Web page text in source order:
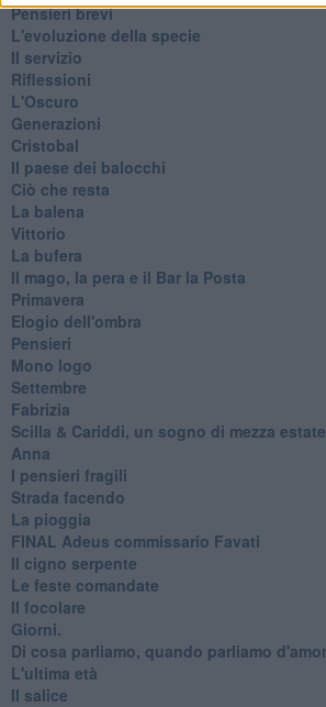
Pensieri brevi
L'evoluzione della specie
Il servizio
Riflessioni
L'Oscuro
Generazioni
Cristobal
Il paese dei balocchi
Ciò che resta
La balena
Vittorio
La bufera
Il mago, la pera e il Bar la Posta
Primavera
Elogio dell'ombra
Pensieri
Mono logo
Settembre
Fabrizia
​Scilla & Cariddi, un sogno di mezza estate
Anna
I pensieri fragili
Strada facendo
La pioggia
FINAL Adeus commissario Favati
Il cigno serpente
Le feste comandate
Il focolare
Giorni.
Di cosa parliamo, quando parliamo
L'ultima età
Il salice